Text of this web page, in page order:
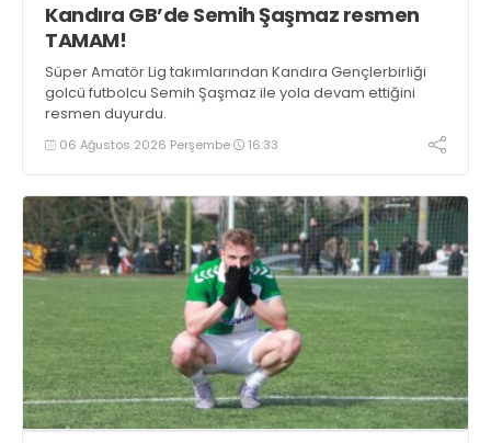
Kandıra GB’de Semih Şaşmaz resmen
TAMAM!
Süper Amatör Lig takımlarından Kandıra Gençlerbirliği
golcü futbolcu Semih Şaşmaz ile yola devam ettiğini
resmen duyurdu.
06 Ağustos 2026 Perşembe 16:33